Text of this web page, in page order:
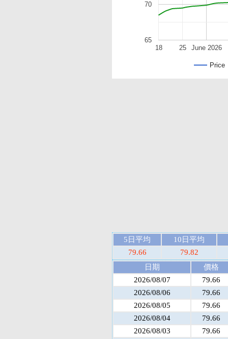
Price
June 2026
18 25
65
70
5日平均
10日平均
79.66
79.82
日期
價格
2026/08/07
79.66
2026/08/06
79.66
2026/08/05
79.66
2026/08/04
79.66
2026/08/03
79.66